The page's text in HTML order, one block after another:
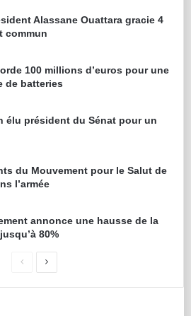
Alassane Ouattara gracie 4
commun
100 millions d’euros pour une
de batteries
élu président du Sénat pour un
du Mouvement pour le Salut de
l’armée
annonce une hausse de la
80%